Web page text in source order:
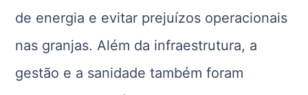
de energia e evitar prejuízos operacionais
nas granjas. Além da infraestrutura, a
gestão e a sanidade também foram